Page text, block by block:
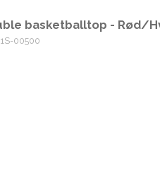
basketballtop - Rød/
00500